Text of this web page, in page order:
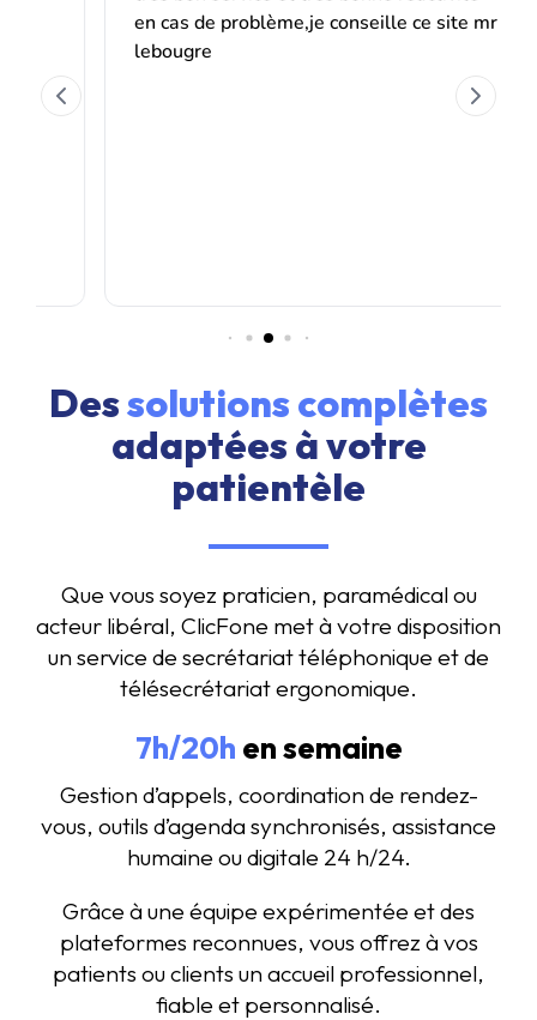
Dessolutions complètes
adaptées à votre
patientèle
Que vous soyez praticien, paramédical ou
acteur libéral, ClicFone met à votre disposition
un service de secrétariat téléphonique et de
télésecrétariat ergonomique.
7h/20h en semaine
Gestion d’appels, coordination de rendez-
vous, outils d’agenda synchronisés, assistance
humaine ou digitale 24 h/24.
Grâce à une équipe expérimentée et des
plateformes reconnues, vous offrez à vos
patients ou clients un accueil professionnel,
fiable et personnalisé.